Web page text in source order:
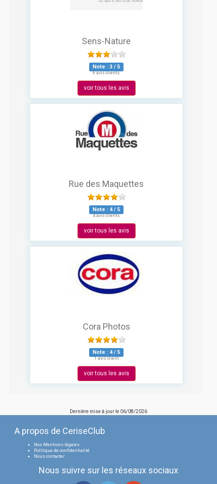
Sens-Nature
Note : 3 / 5
6 avis clients
voir tous les avis
Rue des Maquettes
Note : 4/ 5
4 avis clients
voir tous les avis
Cora Photos
Note : 4/ 5
1 avis client
voir tous les avis
Dernière mise à jour le 06/08/2026
A propos de CeriseClub
Nos Mentions légales
Politique de confidentialité
Nous contacter
Nous suivre sur les réseaux sociaux